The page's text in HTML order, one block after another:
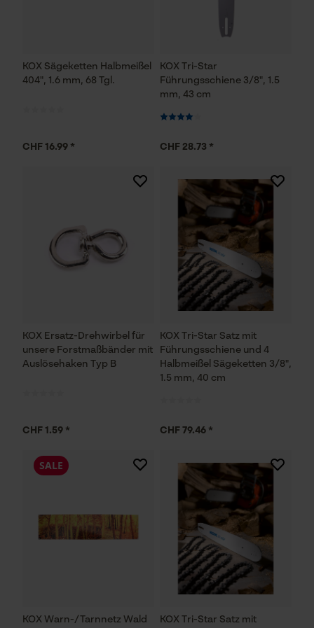
KOX Sägeketten Halbmeißel
404", 1.6 mm, 68 Tgl.
CHF 16.99 *
KOX Tri-Star
Führungsschiene 3/8", 1.5
mm, 43 cm
CHF 28.73 *
KOX Ersatz-Drehwirbel für
unsere Forstmaßbänder mit
Auslösehaken Typ B
CHF 1.59 *
KOX Tri-Star Satz mit
Führungsschiene und 4
Halbmeißel Sägeketten 3/8",
1.5 mm, 40 cm
CHF 79.46 *
KOX Warn-/Tarnnetz Wald
SALE
KOX Tri-Star Satz mit